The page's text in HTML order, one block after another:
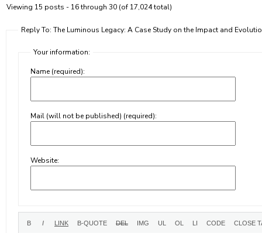
Viewing 15 posts - 16 through 30 (of 17,024 total)
Reply To: The Luminous Legacy: A Case Study on the Impact and
Your information:
Name (required):
Mail (will not be published) (required):
Website: